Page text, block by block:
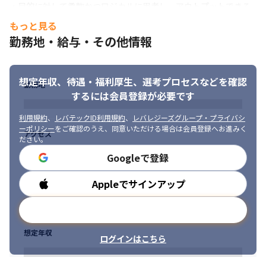
な意味での統合ERPを実現しようとしています
・freee販売では、情報や書類の散逸、煩雑な事務手続き、案件進
応に向けた混乱など、販売管理に関するペインを解決しながら、
フロントオフィス業務とバックオフィス業務のシームレスな連携
を実現することで、スモールビジネスの成長を支援しています
＜現状の課題・今後取り組みたいこと＞
販売管理プロダクトとしてローンチしてから約1年、案件情報の管
理において価値を届けられるようになっていますが、まだまだ提
供できていない体験が多く、”マジ価値”の実現に向けてさらなる
企画/開発が必要です。
販売管理は、案件実績を集約するソリューションに留まらず、マ
ネジメントレイヤーの意思決定の支援する収益情報を可視化した
り、強固なガバナンス体制を確立したり、将来の見込みや予実管
理を高度化したりと幅広い発展の可能性を持っており、未踏な領
域を含め価値提供の幅を広げていくことが必要です。
現状ではプロダクトマネージャーの数が足りず、理想的なスピー
ドを出し切れていない背景があり、仲間を探しています。
・自らの成長に対して積極的にフィードバックを受け入れ自分を
変えていける柔軟さをお持ちの方
もっと見る
勤務地・給与・その他情報
想定年収、待遇・福利厚生、 選考プロセスなどを確認
するには会員登録が必要です
利用規約、 レバテックID利用規約、
レバレジーズグループ・プライバシ
ーポリシーをご確認のうえ、同意いただける場合は会員登録へお進みく
ださい。
Googleで登録
Appleでサインアップ
ログインはこちら
勤務地
アクセス
勤務時間
想定年収